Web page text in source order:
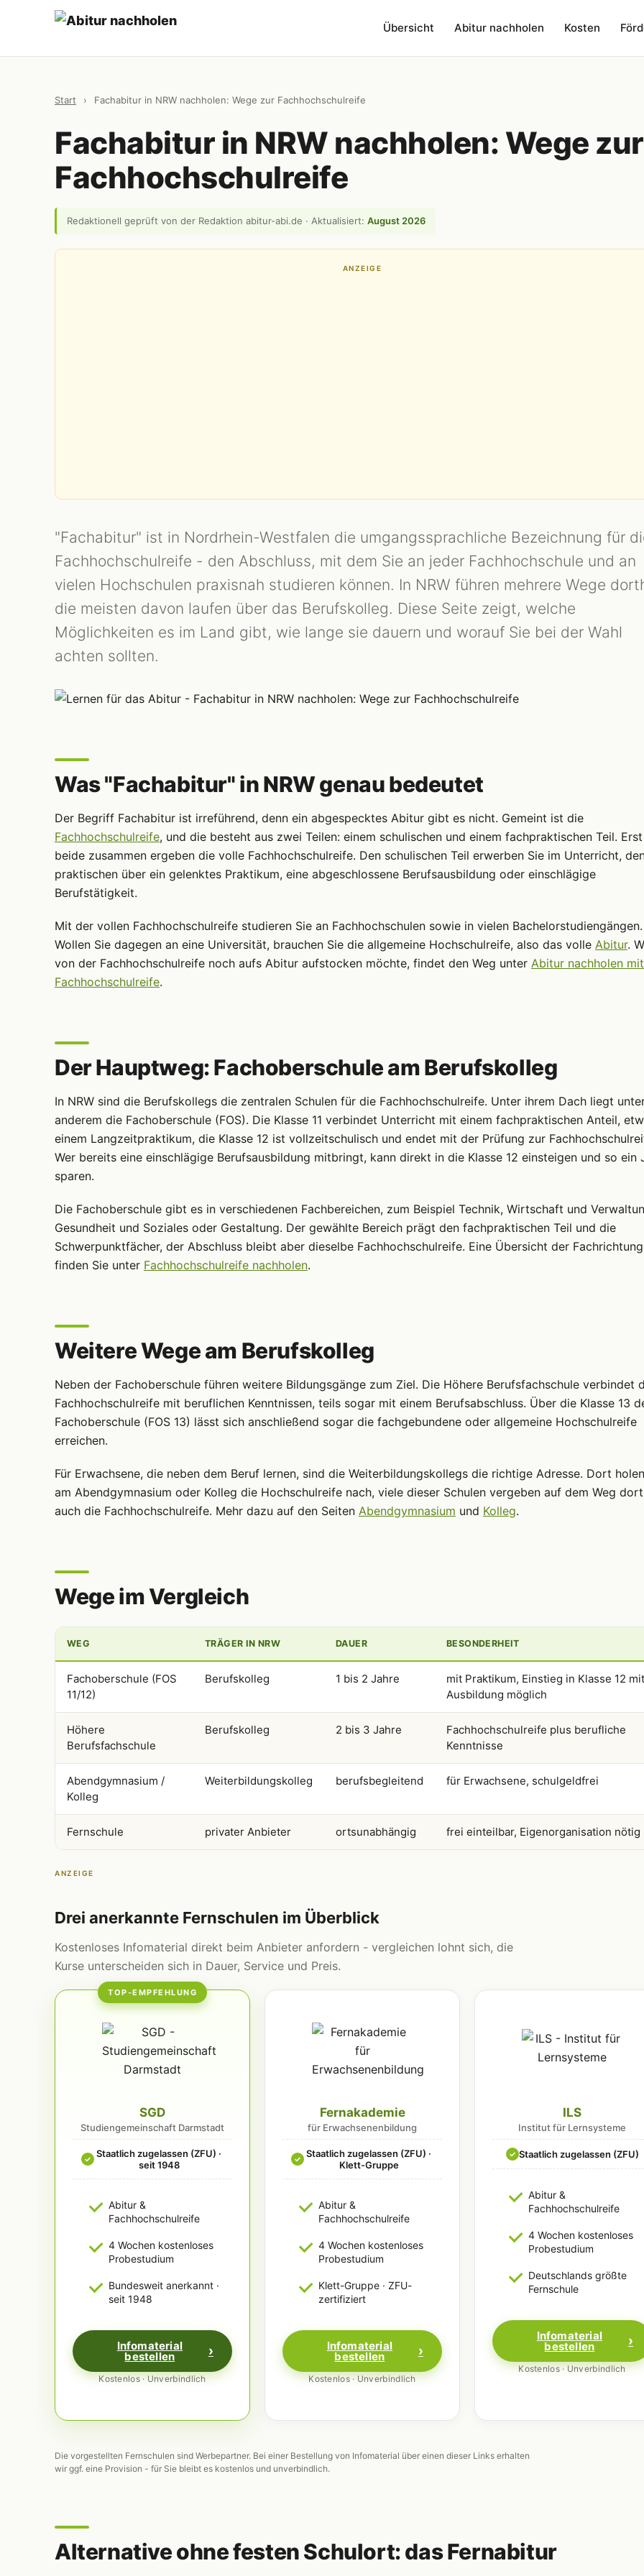
Übersicht Abitur nachholen Kosten
Start › Fachabitur in NRW nachholen: Wege zur Fachhochschulreife
Fachabitur in NRW nachholen: Wege zur
Fachhochschulreife
Redaktionell geprüft von der Redaktion abitur-abi.de · Aktualisiert: August 2026
ANZEIGE
"Fachabitur" ist in Nordrhein-Westfalen die umgangssprachliche Bezeichnung für
Fachhochschulreife - den Abschluss, mit dem Sie an jeder Fachhochschule und an
vielen Hochschulen praxisnah studieren können. In NRW führen mehrere Wege
die meisten davon laufen über das Berufskolleg. Diese Seite zeigt, welche
Möglichkeiten es im Land gibt, wie lange sie dauern und worauf Sie bei der Wahl
achten sollten.
Was "Fachabitur" in NRW genau bedeutet
Der Begriff Fachabitur ist irreführend, denn ein abgespecktes Abitur gibt es nicht. Gemeint ist die
Fachhochschulreife, und die besteht aus zwei Teilen: einem schulischen und einem fachpraktischen Teil. Erst
beide zusammen ergeben die volle Fachhochschulreife. Den schulischen Teil erwerben Sie im Unterricht,
praktischen über ein gelenktes Praktikum, eine abgeschlossene Berufsausbildung oder einschlägige
Berufstätigkeit.
Mit der vollen Fachhochschulreife studieren Sie an Fachhochschulen sowie in vielen Bachelorstudiengängen.
Wollen Sie dagegen an eine Universität, brauchen Sie die allgemeine Hochschulreife, also das volle Abitur.
von der Fachhochschulreife noch aufs Abitur aufstocken möchte, findet den Weg unter Abitur nachholen mit
Fachhochschulreife.
Der Hauptweg: Fachoberschule am Berufskolleg
In NRW sind die Berufskollegs die zentralen Schulen für die Fachhochschulreife. Unter ihrem Dach liegt
anderem die Fachoberschule (FOS). Die Klasse 11 verbindet Unterricht mit einem fachpraktischen Anteil,
einem Langzeitpraktikum, die Klasse 12 ist vollzeitschulisch und endet mit der Prüfung zur
Wer bereits eine einschlägige Berufsausbildung mitbringt, kann direkt in die Klasse 12 einsteigen und so ein
sparen.
Die Fachoberschule gibt es in verschiedenen Fachbereichen, zum Beispiel Technik, Wirtschaft und
Gesundheit und Soziales oder Gestaltung. Der gewählte Bereich prägt den fachpraktischen Teil und die
Schwerpunktfächer, der Abschluss bleibt aber dieselbe Fachhochschulreife. Eine Übersicht der
finden Sie unter Fachhochschulreife nachholen.
Weitere Wege am Berufskolleg
Neben der Fachoberschule führen weitere Bildungsgänge zum Ziel. Die Höhere Berufsfachschule verbindet
Fachhochschulreife mit beruflichen Kenntnissen, teils sogar mit einem Berufsabschluss. Über die Klasse 13
Fachoberschule (FOS 13) lässt sich anschließend sogar die fachgebundene oder allgemeine Hochschulreife
erreichen.
Für Erwachsene, die neben dem Beruf lernen, sind die Weiterbildungskollegs die richtige Adresse. Dort
am Abendgymnasium oder Kolleg die Hochschulreife nach, viele dieser Schulen vergeben auf dem Weg
auch die Fachhochschulreife. Mehr dazu auf den Seiten Abendgymnasium und Kolleg.
Wege im Vergleich
WEG TRÄGER IN NRW DAUER BESONDERHEIT
Fachoberschule (FOS
11/12)
Berufskolleg 1 bis 2 Jahre
mit Praktikum, Einstieg in Klasse 12 mit
Ausbildung möglich
Höhere
Berufsfachschule
Berufskolleg 2 bis 3 Jahre
Fachhochschulreife plus berufliche
Kenntnisse
Abendgymnasium /
Kolleg
Weiterbildungskolleg berufsbegleitend für Erwachsene, schulgeldfrei
Fernschule privater Anbieter ortsunabhängig frei einteilbar, Eigenorganisation nötig
ANZEIGE
Drei anerkannte Fernschulen im Überblick
Kostenloses Infomaterial direkt beim Anbieter anfordern - vergleichen lohnt sich, die
Kurse unterscheiden sich in Dauer, Service und Preis.
TOP-EMPFEHLUNG
SGD
Studiengemeinschaft Darmstadt
✓ Staatlich zugelassen (ZFU) ·
seit 1948
Abitur &
Fachhochschulreife
4 Wochen kostenloses
Probestudium
Bundesweit anerkannt ·
seit 1948
Infomaterial
bestellen
Kostenlos · Unverbindlich
Fernakademie
für Erwachsenenbildung
✓ Staatlich zugelassen (ZFU) ·
Klett-Gruppe
Abitur &
Fachhochschulreife
4 Wochen kostenloses
Probestudium
Klett-Gruppe · ZFU-
zertifiziert
Infomaterial
bestellen
Kostenlos · Unverbindlich
ILS
Institut für Lernsysteme
✓ Staatlich zugelassen (ZFU)
Abitur &
Fachhochschulreife
4 Wochen kostenloses
Probestudium
Deutschlands größte
Fernschule
Infomaterial
bestellen
Kostenlos · Unverbindlich
Die vorgestellten Fernschulen sind Werbepartner. Bei einer Bestellung von Infomaterial über einen dieser Links erhalten
wir ggf. eine Provision - für Sie bleibt es kostenlos und unverbindlich.
Alternative ohne festen Schulort: das Fernabitur